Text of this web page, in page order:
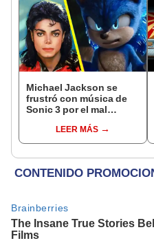
Michael Jackson se
frustró con música de
Sonic 3 por el mal
GenesisLEER MÁS